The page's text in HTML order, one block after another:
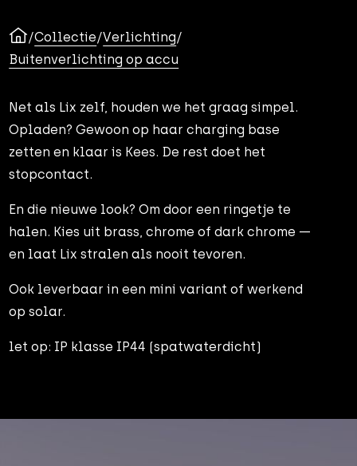
/Collectie/Verlichting/
Buitenverlichting op accu
Net als Lix zelf, houden we het graag simpel.
Opladen? Gewoon op haar charging base
zetten en klaar is Kees. De rest doet het
stopcontact.
En die nieuwe look? Om door een ringetje te
halen. Kies uit brass, chrome of dark chrome —
en laat Lix stralen als nooit tevoren.
Ook leverbaar in een mini variant of werkend
op solar.
let op: IP klasse IP44 (spatwaterdicht)